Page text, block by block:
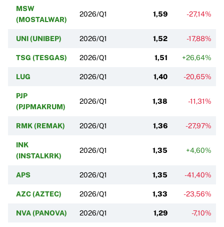
MSW
(MOSTALWAR)
2026/Q1 1,59 -27,14%
UNI (UNIBEP) 2026/Q1 1,52 -17,88%
TSG (TESGAS) 2026/Q1 1,51 +26,64%
LUG 2026/Q1 1,40 -20,65%
PJP
(PJPMAKRUM)
2026/Q1 1,38 -11,31%
RMK (REMAK) 2026/Q1 1,36 -27,97%
INK
(INSTALKRK)
2026/Q1 1,35 +4,60%
APS 2026/Q1 1,35 -41,40%
AZC (AZTEC) 2026/Q1 1,33 -23,56%
NVA (PANOVA) 2026/Q1 1,29 -7,10%